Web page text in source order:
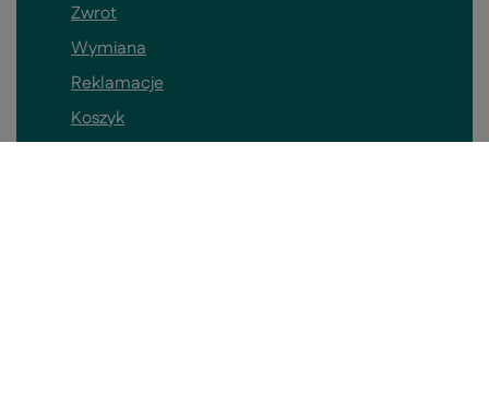
Zwrot
Wymiana
Reklamacje
Koszyk